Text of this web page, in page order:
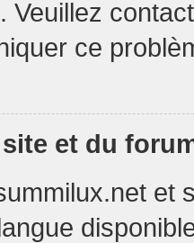
Veuillez
ce
et du
et